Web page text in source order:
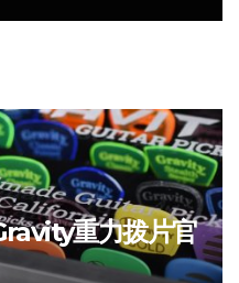
重力拨片官